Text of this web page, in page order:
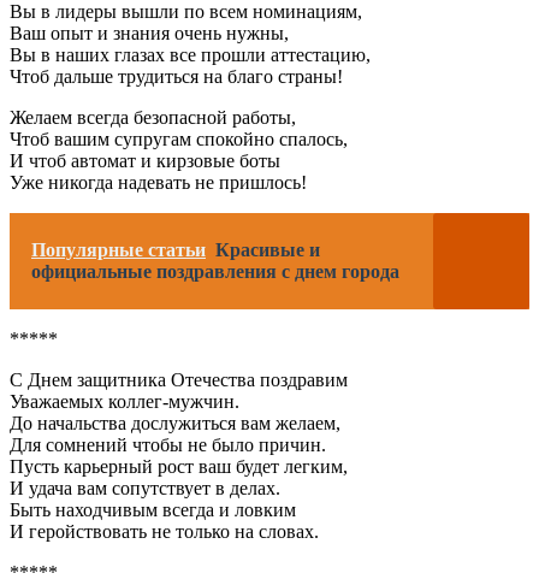
Вы в лидеры вышли по всем номинациям,
Ваш опыт и знания очень нужны,
Вы в наших глазах все прошли аттестацию,
Чтоб дальше трудиться на благо страны!
Желаем всегда безопасной работы,
Чтоб вашим супругам спокойно спалось,
И чтоб автомат и кирзовые боты
Уже никогда надевать не пришлось!
Популярные статьи Красивые и
официальные поздравления с днем города
*****
С Днем защитника Отечества поздравим
Уважаемых коллег-мужчин.
До начальства дослужиться вам желаем,
Для сомнений чтобы не было причин.
Пусть карьерный рост ваш будет легким,
И удача вам сопутствует в делах.
Быть находчивым всегда и ловким
И геройствовать не только на словах.
*****